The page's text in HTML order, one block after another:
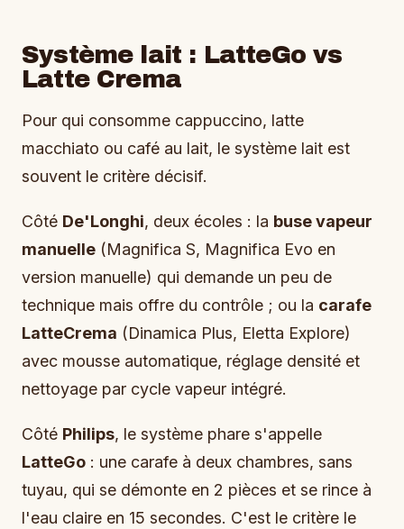
Système lait : LatteGo vs
Latte Crema
Pour qui consomme cappuccino, latte
macchiato ou café au lait, le système lait est
souvent le critère décisif.
Côté De'Longhi, deux écoles : la buse vapeur
manuelle (Magnifica S, Magnifica Evo en
version manuelle) qui demande un peu de
technique mais offre du contrôle ; ou la carafe
LatteCrema (Dinamica Plus, Eletta Explore)
avec mousse automatique, réglage densité et
nettoyage par cycle vapeur intégré.
Côté Philips, le système phare s'appelle
LatteGo : une carafe à deux chambres, sans
tuyau, qui se démonte en 2 pièces et se rince à
l'eau claire en 15 secondes. C'est le critère le